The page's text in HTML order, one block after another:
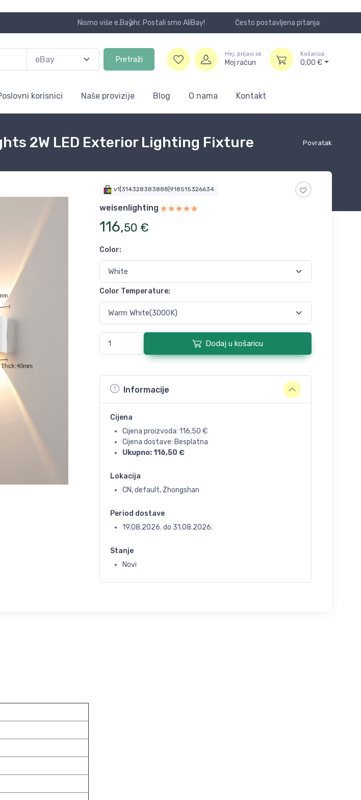
više e.Bay.hr. Postali smo AliBay! Često postavljena pitanja
Pretraži
Hej, prijavi se
Moj račun
Košarica
0,00 €
korisnici Naše provizije Blog O nama Kontakt
Povratak
2W LED Exterior Lighting Fixture
v1|314328383888|918515326634
weisenlighting
116,50 €
Color:
Color Temperature:
Dodaj u košaricu
Informacije
Cijena
Cijena proizvoda: 116,50 €
Cijena dostave: Besplatna
Ukupno:116,50 €
Lokacija
CN, default, Zhongshan
Period dostave
19.08.2026. do 31.08.2026.
Stanje
Novi